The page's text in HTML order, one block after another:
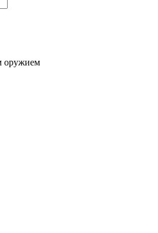
оружием